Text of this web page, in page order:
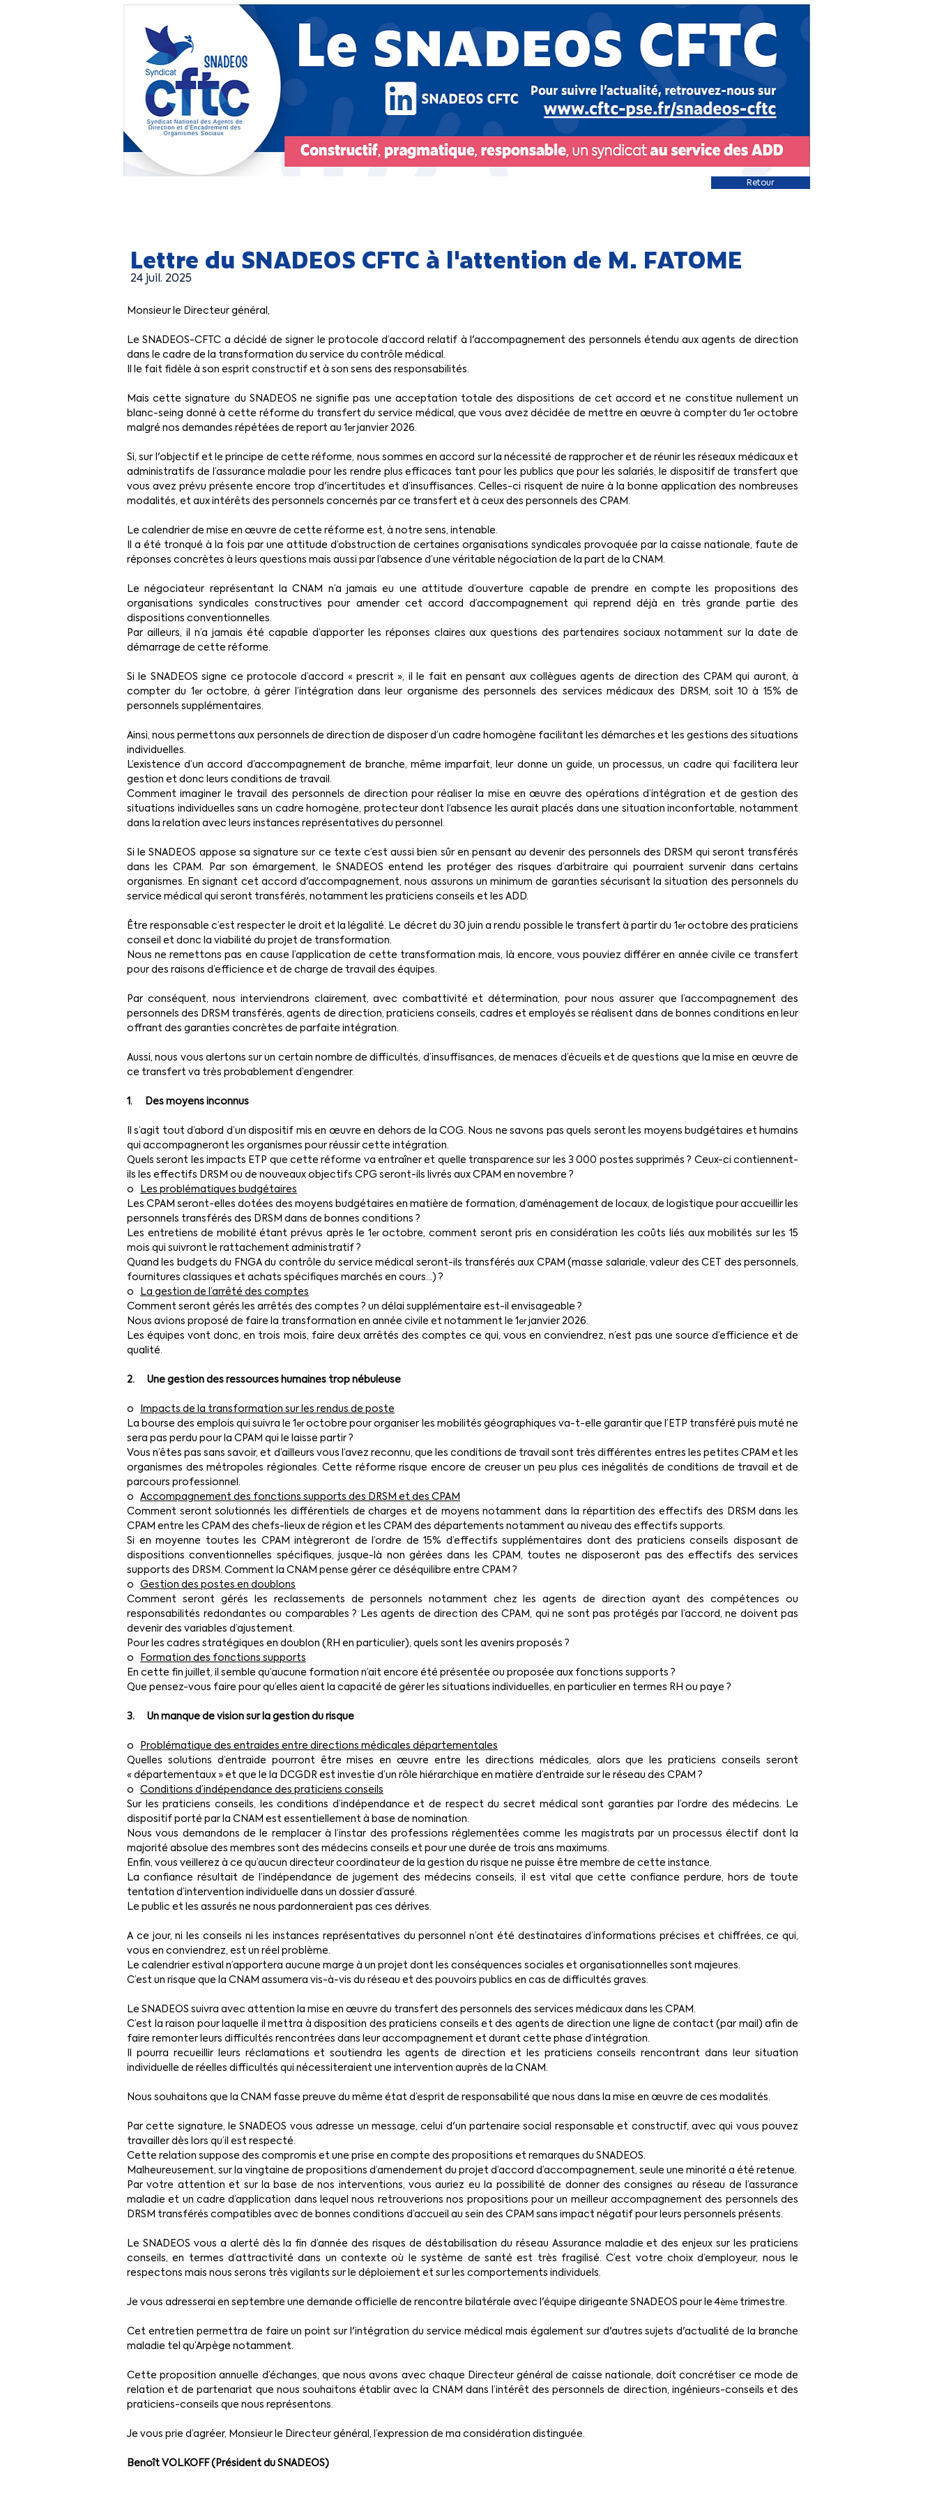
Retour
Lettre du SNADEOS CFTC à l'attention de M. FATOME
24 juil. 2025
Monsieur le Directeur général,
Le SNADEOS-CFTC a décidé de signer le protocole d’accord relatif à l'accompagnement des personnels étendu aux agents de direction
dans le cadre de la transformation du service du contrôle médical.
Il le fait fidèle à son esprit constructif et à son sens des responsabilités.
Mais cette signature du SNADEOS ne signifie pas une acceptation totale des dispositions de cet accord et ne constitue nullement un
blanc-seing donné à cette réforme du transfert du service médical, que vous avez décidée de mettre en œuvre à compter du 1er octobre
malgré nos demandes répétées de report au 1er janvier 2026.
Si, sur l'objectif et le principe de cette réforme, nous sommes en accord sur la nécessité de rapprocher et de réunir les réseaux médicaux et
administratifs de l’assurance maladie pour les rendre plus efficaces tant pour les publics que pour les salariés, le dispositif de transfert que
vous avez prévu présente encore trop d'incertitudes et d’insuffisances. Celles-ci risquent de nuire à la bonne application des nombreuses
modalités, et aux intérêts des personnels concernés par ce transfert et à ceux des personnels des CPAM.
Le calendrier de mise en œuvre de cette réforme est, à notre sens, intenable.
Il a été tronqué à la fois par une attitude d’obstruction de certaines organisations syndicales provoquée par la caisse nationale, faute de
réponses concrètes à leurs questions mais aussi par l’absence d’une véritable négociation de la part de la CNAM.
Le négociateur représentant la CNAM n’a jamais eu une attitude d’ouverture capable de prendre en compte les propositions des
organisations syndicales constructives pour amender cet accord d’accompagnement qui reprend déjà en très grande partie des
dispositions conventionnelles.
Par ailleurs, il n’a jamais été capable d’apporter les réponses claires aux questions des partenaires sociaux notamment sur la date de
démarrage de cette réforme.
Si le SNADEOS signe ce protocole d’accord « prescrit », il le fait en pensant aux collègues agents de direction des CPAM qui auront, à
compter du 1er octobre, à gérer l’intégration dans leur organisme des personnels des services médicaux des DRSM, soit 10 à 15% de
personnels supplémentaires.
Ainsi, nous permettons aux personnels de direction de disposer d’un cadre homogène facilitant les démarches et les gestions des situations
individuelles.
L’existence d’un accord d’accompagnement de branche, même imparfait, leur donne un guide, un processus, un cadre qui facilitera leur
gestion et donc leurs conditions de travail.
Comment imaginer le travail des personnels de direction pour réaliser la mise en œuvre des opérations d’intégration et de gestion des
situations individuelles sans un cadre homogène, protecteur dont l’absence les aurait placés dans une situation inconfortable, notamment
dans la relation avec leurs instances représentatives du personnel.
Si le SNADEOS appose sa signature sur ce texte c’est aussi bien sûr en pensant au devenir des personnels des DRSM qui seront transférés
dans les CPAM. Par son émargement, le SNADEOS entend les protéger des risques d’arbitraire qui pourraient survenir dans certains
organismes. En signant cet accord d'accompagnement, nous assurons un minimum de garanties sécurisant la situation des personnels du
service médical qui seront transférés, notamment les praticiens conseils et les ADD.
Être responsable c’est respecter le droit et la légalité. Le décret du 30 juin a rendu possible le transfert à partir du 1er octobre des praticiens
conseil et donc la viabilité du projet de transformation.
Nous ne remettons pas en cause l’application de cette transformation mais, là encore, vous pouviez différer en année civile ce transfert
pour des raisons d’efficience et de charge de travail des équipes.
Par conséquent, nous interviendrons clairement, avec combattivité et détermination, pour nous assurer que l’accompagnement des
personnels des DRSM transférés, agents de direction, praticiens conseils, cadres et employés se réalisent dans de bonnes conditions en leur
offrant des garanties concrètes de parfaite intégration.
Aussi, nous vous alertons sur un certain nombre de difficultés, d’insuffisances, de menaces d’écueils et de questions que la mise en œuvre de
ce transfert va très probablement d’engendrer.
1.      Des moyens inconnus
Il s’agit tout d’abord d’un dispositif mis en œuvre en dehors de la COG. Nous ne savons pas quels seront les moyens budgétaires et humains
qui accompagneront les organismes pour réussir cette intégration.
Quels seront les impacts ETP que cette réforme va entraîner et quelle transparence sur les 3 000 postes supprimés ? Ceux-ci contiennent-
ils les effectifs DRSM ou de nouveaux objectifs CPG seront-ils livrés aux CPAM en novembre ?
o Les problématiques budgétaires
Les CPAM seront-elles dotées des moyens budgétaires en matière de formation, d’aménagement de locaux, de logistique pour accueillir les
personnels transférés des DRSM dans de bonnes conditions ?
Les entretiens de mobilité étant prévus après le 1er octobre, comment seront pris en considération les coûts liés aux mobilités sur les 15
mois qui suivront le rattachement administratif ?
Quand les budgets du FNGA du contrôle du service médical seront-ils transférés aux CPAM (masse salariale, valeur des CET des personnels,
fournitures classiques et achats spécifiques marchés en cours…) ?
o La gestion de l’arrêté des comptes
Comment seront gérés les arrêtés des comptes ? un délai supplémentaire est-il envisageable ?
Nous avions proposé de faire la transformation en année civile et notamment le 1er janvier 2026.
Les équipes vont donc, en trois mois, faire deux arrêtés des comptes ce qui, vous en conviendrez, n’est pas une source d’efficience et de
qualité.
2.      Une gestion des ressources humaines trop nébuleuse
o Impacts de la transformation sur les rendus de poste
La bourse des emplois qui suivra le 1er octobre pour organiser les mobilités géographiques va-t-elle garantir que l’ETP transféré puis muté ne
sera pas perdu pour la CPAM qui le laisse partir ?
Vous n’êtes pas sans savoir, et d’ailleurs vous l’avez reconnu, que les conditions de travail sont très différentes entres les petites CPAM et les
organismes des métropoles régionales. Cette réforme risque encore de creuser un peu plus ces inégalités de conditions de travail et de
parcours professionnel.
o Accompagnement des fonctions supports des DRSM et des CPAM
Comment seront solutionnés les différentiels de charges et de moyens notamment dans la répartition des effectifs des DRSM dans les
CPAM entre les CPAM des chefs-lieux de région et les CPAM des départements notamment au niveau des effectifs supports.
Si en moyenne toutes les CPAM intègreront de l’ordre de 15% d’effectifs supplémentaires dont des praticiens conseils disposant de
dispositions conventionnelles spécifiques, jusque-là non gérées dans les CPAM, toutes ne disposeront pas des effectifs des services
supports des DRSM. Comment la CNAM pense gérer ce déséquilibre entre CPAM ?
o Gestion des postes en doublons
Comment seront gérés les reclassements de personnels notamment chez les agents de direction ayant des compétences ou
responsabilités redondantes ou comparables ? Les agents de direction des CPAM, qui ne sont pas protégés par l’accord, ne doivent pas
devenir des variables d’ajustement.
Pour les cadres stratégiques en doublon (RH en particulier), quels sont les avenirs proposés ?
o Formation des fonctions supports
En cette fin juillet, il semble qu’aucune formation n’ait encore été présentée ou proposée aux fonctions supports ?
Que pensez-vous faire pour qu’elles aient la capacité de gérer les situations individuelles, en particulier en termes RH ou paye ?
3.      Un manque de vision sur la gestion du risque
o Problématique des entraides entre directions médicales départementales
Quelles solutions d’entraide pourront être mises en œuvre entre les directions médicales, alors que les praticiens conseils seront
« départementaux » et que le la DCGDR est investie d’un rôle hiérarchique en matière d’entraide sur le réseau des CPAM ?
o Conditions d’indépendance des praticiens conseils
Sur les praticiens conseils, les conditions d’indépendance et de respect du secret médical sont garanties par l’ordre des médecins. Le
dispositif porté par la CNAM est essentiellement à base de nomination.
Nous vous demandons de le remplacer à l’instar des professions réglementées comme les magistrats par un processus électif dont la
majorité absolue des membres sont des médecins conseils et pour une durée de trois ans maximums.
Enfin, vous veillerez à ce qu’aucun directeur coordinateur de la gestion du risque ne puisse être membre de cette instance.
La confiance résultait de l’indépendance de jugement des médecins conseils, il est vital que cette confiance perdure, hors de toute
tentation d’intervention individuelle dans un dossier d’assuré.
Le public et les assurés ne nous pardonneraient pas ces dérives.
A ce jour, ni les conseils ni les instances représentatives du personnel n’ont été destinataires d’informations précises et chiffrées, ce qui,
vous en conviendrez, est un réel problème.
Le calendrier estival n’apportera aucune marge à un projet dont les conséquences sociales et organisationnelles sont majeures.
C’est un risque que la CNAM assumera vis-à-vis du réseau et des pouvoirs publics en cas de difficultés graves.
Le SNADEOS suivra avec attention la mise en œuvre du transfert des personnels des services médicaux dans les CPAM.
C’est la raison pour laquelle il mettra à disposition des praticiens conseils et des agents de direction une ligne de contact (par mail) afin de
faire remonter leurs difficultés rencontrées dans leur accompagnement et durant cette phase d’intégration.
Il pourra recueillir leurs réclamations et soutiendra les agents de direction et les praticiens conseils rencontrant dans leur situation
individuelle de réelles difficultés qui nécessiteraient une intervention auprès de la CNAM.
Nous souhaitons que la CNAM fasse preuve du même état d’esprit de responsabilité que nous dans la mise en œuvre de ces modalités.
Par cette signature, le SNADEOS vous adresse un message, celui d'un partenaire social responsable et constructif, avec qui vous pouvez
travailler dès lors qu’il est respecté.
Cette relation suppose des compromis et une prise en compte des propositions et remarques du SNADEOS.
Malheureusement, sur la vingtaine de propositions d’amendement du projet d’accord d’accompagnement, seule une minorité a été retenue.
Par votre attention et sur la base de nos interventions, vous auriez eu la possibilité de donner des consignes au réseau de l’assurance
maladie et un cadre d’application dans lequel nous retrouverions nos propositions pour un meilleur accompagnement des personnels des
DRSM transférés compatibles avec de bonnes conditions d’accueil au sein des CPAM sans impact négatif pour leurs personnels présents.
Le SNADEOS vous a alerté dès la fin d’année des risques de déstabilisation du réseau Assurance maladie et des enjeux sur les praticiens
conseils, en termes d’attractivité dans un contexte où le système de santé est très fragilisé. C’est votre choix d’employeur, nous le
respectons mais nous serons très vigilants sur le déploiement et sur les comportements individuels.
Je vous adresserai en septembre une demande officielle de rencontre bilatérale avec l'équipe dirigeante SNADEOS pour le 4ème trimestre.
Cet entretien permettra de faire un point sur l'intégration du service médical mais également sur d'autres sujets d'actualité de la branche
maladie tel qu’Arpège notamment.
Cette proposition annuelle d’échanges, que nous avons avec chaque Directeur général de caisse nationale, doit concrétiser ce mode de
relation et de partenariat que nous souhaitons établir avec la CNAM dans l’intérêt des personnels de direction, ingénieurs-conseils et des
praticiens-conseils que nous représentons.
Je vous prie d’agréer, Monsieur le Directeur général, l’expression de ma considération distinguée.
Benoît VOLKOFF (Président du SNADEOS)